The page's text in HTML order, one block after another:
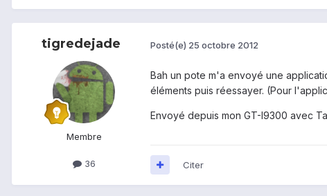
tigredejade
Membre
36
Posté(e) 25 octobre 2012
Bah un pote m'a envoyé une
éléments puis réessayer. (Pour
Envoyé depuis mon GT-I9300 avec
Citer